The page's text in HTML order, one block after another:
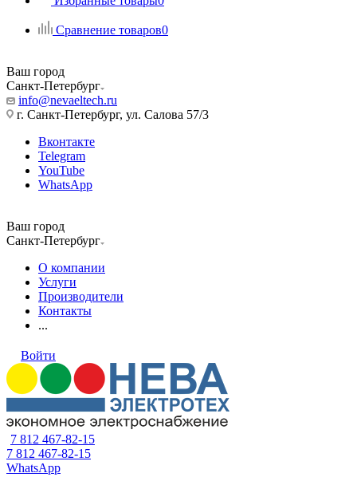
Сравнение товаров0
Ваш город
Санкт-Петербург
info@nevaeltech.ru
г. Санкт-Петербург, ул. Салова 57/3
Вконтакте
Telegram
YouTube
WhatsApp
Ваш город
Санкт-Петербург
О компании
Услуги
Производители
Контакты
...
Войти
7 812 467-82-15
7 812 467-82-15
WhatsApp